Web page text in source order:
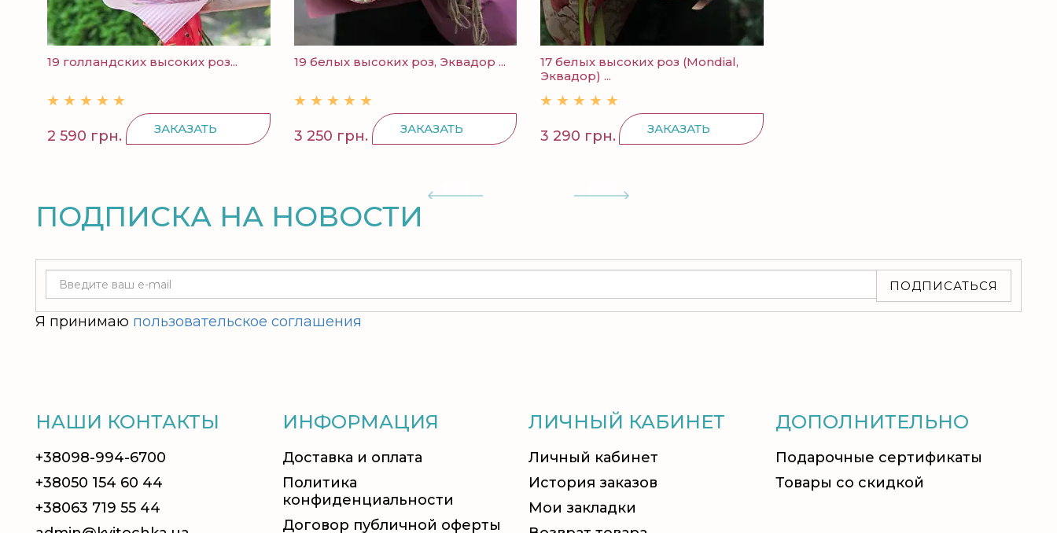
19 голландских высоких роз...
2 590 грн. ЗАКАЗАТЬ
19 белых высоких роз, Эквадор ...
3 250 грн. ЗАКАЗАТЬ
17 белых высоких роз (Mondial,
Эквадор) ...
3 290 грн. ЗАКАЗАТЬ
ПОДПИСКА НА НОВОСТИ
ПОДПИСАТЬСЯ
Я принимаю пользовательское соглашения
НАШИ КОНТАКТЫ
+38098-994-6700
+38050 154 60 44
+38063 719 55 44
ИНФОРМАЦИЯ
Доставка и оплата
Политика
конфиденциальности
Договор публичной оферты
ЛИЧНЫЙ КАБИНЕТ
Личный кабинет
История заказов
Мои закладки
ДОПОЛНИТЕЛЬНО
Подарочные сертификаты
Товары со скидкой